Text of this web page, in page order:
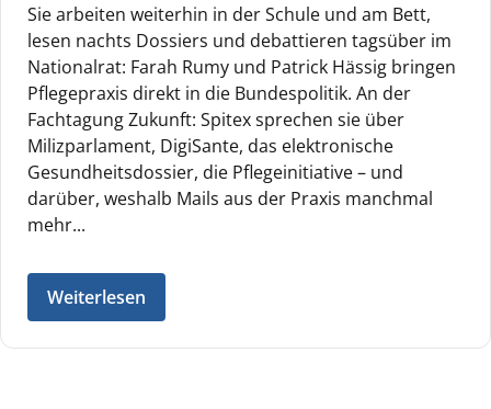
Sie arbeiten weiterhin in der Schule und am Bett,
lesen nachts Dossiers und debattieren tagsüber im
Nationalrat: Farah Rumy und Patrick Hässig bringen
Pflegepraxis direkt in die Bundespolitik. An der
Fachtagung Zukunft: Spitex sprechen sie über
Milizparlament, DigiSante, das elektronische
Gesundheitsdossier, die Pflegeinitiative – und
darüber, weshalb Mails aus der Praxis manchmal
mehr...
Weiterlesen